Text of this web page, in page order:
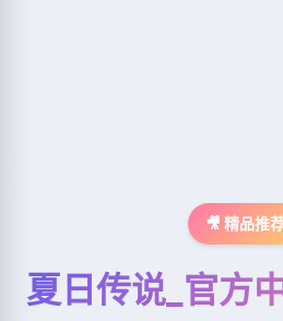
🎥 精品推
夏日传说_官方